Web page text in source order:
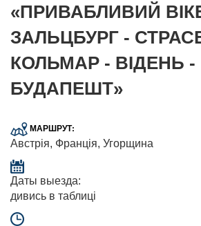
«ПРИВАБЛИВИЙ
ЗАЛЬЦБУРГ -
КОЛЬМАР - ВІДЕНЬ -
БУДАПЕШТ»
МАРШРУТ:
Австрія, Франція, Угорщина
Даты выезда:
дивись в таблиці